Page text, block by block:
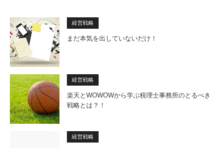
経営戦略
まだ本気を出していないだけ！
経営戦略
楽天とWOWOWから学ぶ税理士事務所のとるべき
戦略とは？！
経営戦略